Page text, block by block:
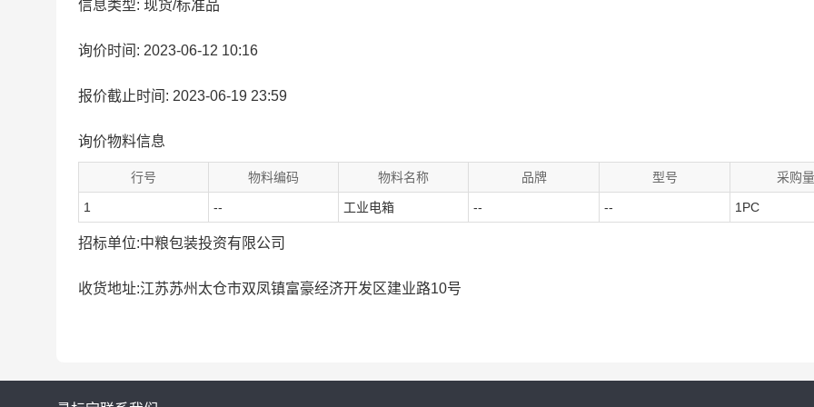
信息类型: 现货/标准品
询价时间: 2023-06-12 10:16
报价截止时间: 2023-06-19 23:59
询价物料信息
行号 物料编码 物料名称 品牌 型号 采购量
1 -- 工业电箱 -- -- 1PC
招标单位:中粮包装投资有限公司
收货地址:江苏苏州太仓市双凤镇富豪经济开发区建业路10号